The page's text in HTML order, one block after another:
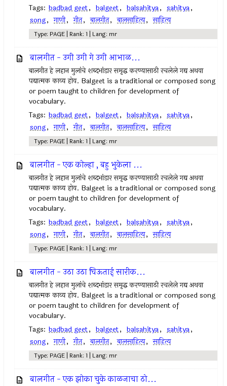
Tags: badbad geet, balgeet, balsahitya, sahitya,
song, गाणी, गीत, बालगीत, बालसाहित्य, साहित्य
Type: PAGE | Rank: 1 | Lang: mr
बालगीत - उगी उगी गे उगी आभाळ...
बालगीत हे लहान मुलांचे शब्दभांडार समृद्ध करण्यासाठी रचलेले गद्य अथवा
पद्यात्मक काव्य होय. Balgeet is a traditional or composed song
or poem taught to children for development of
vocabulary.
Tags: badbad geet, balgeet, balsahitya, sahitya,
song, गाणी, गीत, बालगीत, बालसाहित्य, साहित्य
Type: PAGE | Rank: 1 | Lang: mr
बालगीत - एक कोल्हा , बहु भुकेला ...
बालगीत हे लहान मुलांचे शब्दभांडार समृद्ध करण्यासाठी रचलेले गद्य अथवा
पद्यात्मक काव्य होय. Balgeet is a traditional or composed song
or poem taught to children for development of
vocabulary.
Tags: badbad geet, balgeet, balsahitya, sahitya,
song, गाणी, गीत, बालगीत, बालसाहित्य, साहित्य
Type: PAGE | Rank: 1 | Lang: mr
बालगीत - उठा उठा चिऊताई सारीक...
बालगीत हे लहान मुलांचे शब्दभांडार समृद्ध करण्यासाठी रचलेले गद्य अथवा
पद्यात्मक काव्य होय. Balgeet is a traditional or composed song
or poem taught to children for development of
vocabulary.
Tags: badbad geet, balgeet, balsahitya, sahitya,
song, गाणी, गीत, बालगीत, बालसाहित्य, साहित्य
Type: PAGE | Rank: 1 | Lang: mr
बालगीत - एक झोका चुके काळजाचा ठो...